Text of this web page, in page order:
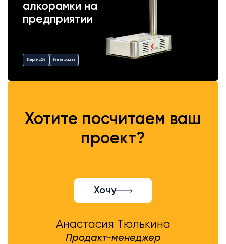
алкорамки на
предприятии
Битрикс24 Интеграции
Хотите посчитаем ваш
проект?
Хочу
Анастасия Тюлькина
Продакт-менеджер